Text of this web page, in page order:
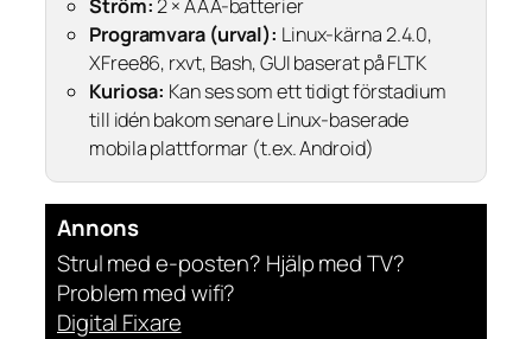
Ström:2 × AAA-batterier
Programvara (urval): Linux-kärna 2.4.0,
XFree86, rxvt, Bash, GUI baserat på FLTK
Kuriosa: Kan ses som ett tidigt förstadium
till idén bakom senare Linux-baserade
mobila plattformar (t.ex. Android)
Annons
Strul med e-posten? Hjälp med TV?
Problem med wifi?
Digital Fixare